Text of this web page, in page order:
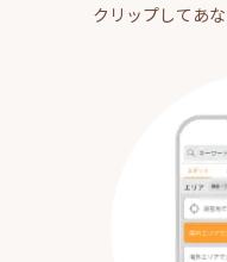
クリップしてあ